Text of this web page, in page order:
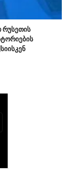
რუსეთის